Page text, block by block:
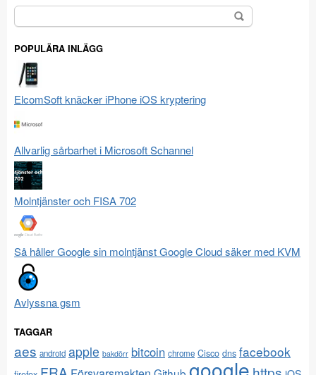
Sök
efter:
POPULÄRA INLÄGG
ElcomSoft knäcker iPhone iOS kryptering
Allvarlig sårbarhet i Microsoft Schannel
Molntjänster och FISA 702
Så håller Google sin molntjänst Google Cloud säker med KVM
Avlyssna gsm
TAGGAR
aes android apple bakdörr bitcoin chrome Cisco dns facebook